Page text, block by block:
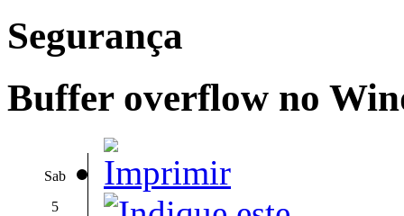
Segurança
Buffer overflow no
Sab
5